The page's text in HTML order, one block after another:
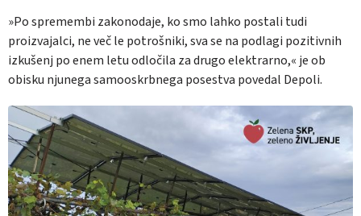
»Po spremembi zakonodaje, ko smo lahko postali tudi
proizvajalci, ne več le potrošniki, sva se na podlagi pozitivnih
izkušenj po enem letu odločila za drugo elektrarno,« je ob
obisku njunega samooskrbnega posestva povedal Depoli.